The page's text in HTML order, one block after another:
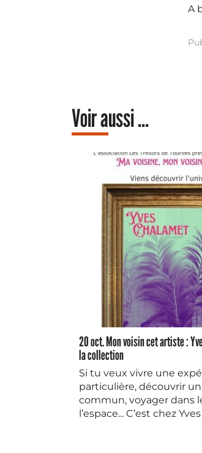
A
Voir aussi ...
20 oct. Mon voisin cet artiste :
la collection
Si tu veux vivre une
particulière, découvrir
commun, voyager dans
l’espace... C’est chez